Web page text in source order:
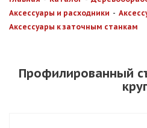
Аксессуары и расходники -
Аксессуары к заточным станкам
Профилированный